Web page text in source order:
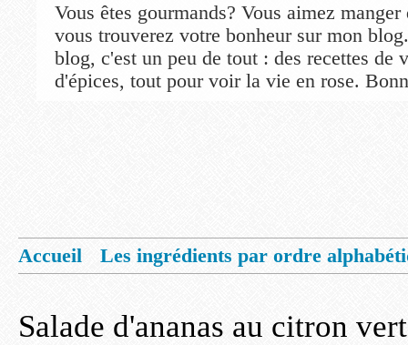
Vous êtes gourmands? Vous aimez
vous trouverez votre bonheur sur mon
blog, c'est un peu de tout : des recettes de
d'épices, tout pour voir la vie en rose.
Accueil
Les ingrédients par ordre
Salade d'ananas au citron vert